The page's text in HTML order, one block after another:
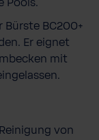
Pools.
BC200+
Er eignet
mit
von